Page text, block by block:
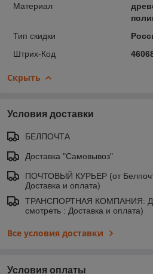
Материал
Тип скидки
Штрих-Код
Скрыть
Условия доставки
БЕЛПОЧТА
Доставка "Самовывоз"
ПОЧТОВЫЙ КУРЬЕР (от
Доставка и оплата)
ТРАНСПОРТНАЯ КОМПАНИЯ:
смотреть : Доставка и оплата)
Все условия доставки
Условия оплаты